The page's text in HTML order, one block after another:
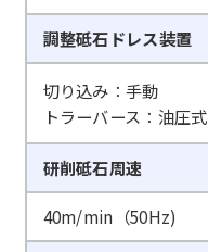
調整砥石ドレス装置
切り込み：手動
トラーバース：油圧式
研削砥石周速
40m/min（50Hz)